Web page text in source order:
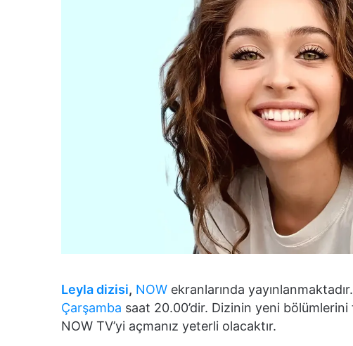
Leyla dizisi, NOW ekranlarında
Çarşamba saat 20.00’dir. Dizinin yeni
NOW TV’yi açmanız yeterli olacaktır.